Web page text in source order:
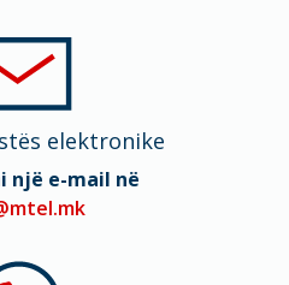
elektronike
një e-mail në